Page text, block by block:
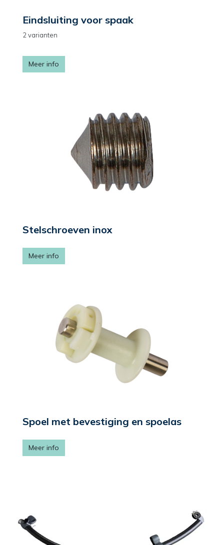
Eindsluiting voor spaak
2 varianten
Meer info
Stelschroeven inox
Meer info
Spoel met bevestiging en spoelas
Meer info